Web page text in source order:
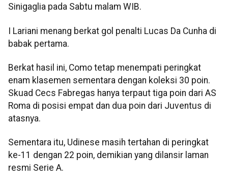
Sinigaglia pada Sabtu malam WIB.
I Lariani menang berkat gol penalti Lucas Da Cunha di
babak pertama.
Berkat hasil ini, Como tetap menempati peringkat
enam klasemen sementara dengan koleksi 30 poin.
Skuad Cecs Fabregas hanya terpaut tiga poin dari AS
Roma di posisi empat dan dua poin dari Juventus di
atasnya.
Sementara itu, Udinese masih tertahan di peringkat
ke-11 dengan 22 poin, demikian yang dilansir laman
resmi Serie A.